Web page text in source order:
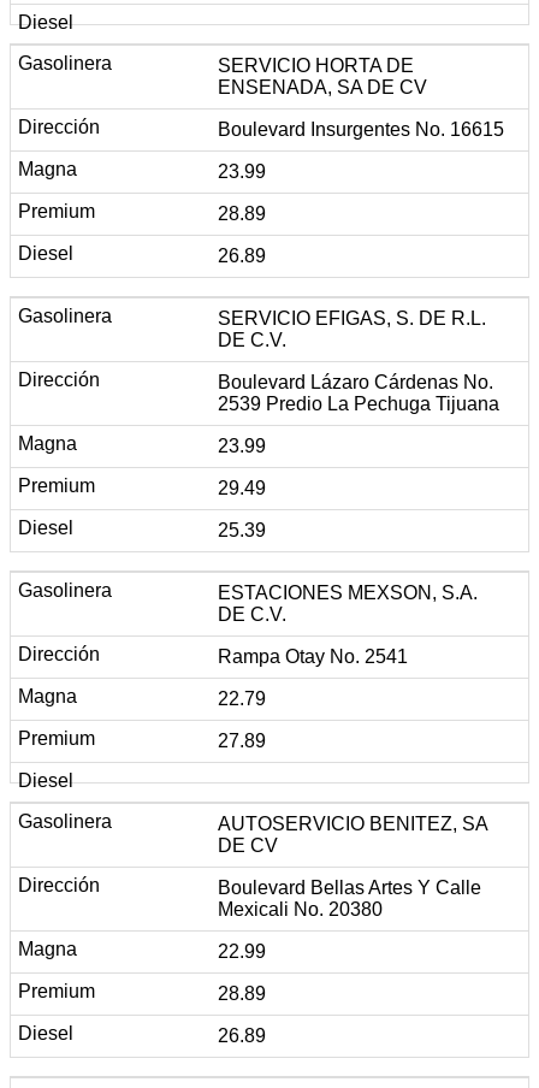
SERVICIO HORTA DE
ENSENADA, SA DE CV
Boulevard Insurgentes No. 16615
23.99
28.89
26.89
SERVICIO EFIGAS, S. DE R.L.
DE C.V.
Boulevard Lázaro Cárdenas No.
2539 Predio La Pechuga Tijuana
23.99
29.49
25.39
ESTACIONES MEXSON, S.A.
DE C.V.
Rampa Otay No. 2541
22.79
27.89
AUTOSERVICIO BENITEZ, SA
DE CV
Boulevard Bellas Artes Y Calle
Mexicali No. 20380
22.99
28.89
26.89